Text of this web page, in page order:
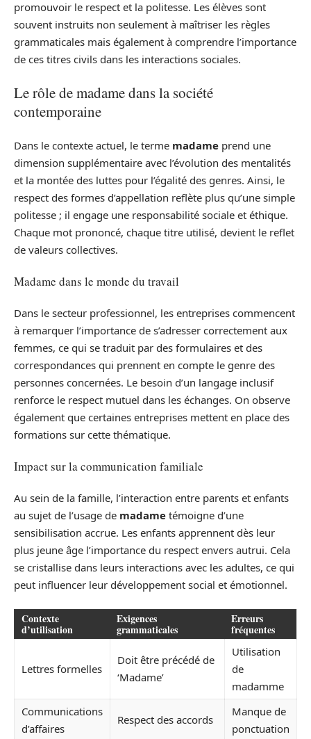
promouvoir le respect et la politesse. Les élèves sont
souvent instruits non seulement à maîtriser les règles
grammaticales mais également à comprendre l’importance
de ces titres civils dans les interactions sociales.
Le rôle de madame dans la société
contemporaine
Dans le contexte actuel, le terme madame prend une
dimension supplémentaire avec l’évolution des mentalités
et la montée des luttes pour l’égalité des genres. Ainsi, le
respect des formes d’appellation reflète plus qu’une simple
politesse ; il engage une responsabilité sociale et éthique.
Chaque mot prononcé, chaque titre utilisé, devient le reflet
de valeurs collectives.
Madame dans le monde du travail
Dans le secteur professionnel, les entreprises commencent
à remarquer l’importance de s’adresser correctement aux
femmes, ce qui se traduit par des formulaires et des
correspondances qui prennent en compte le genre des
personnes concernées. Le besoin d’un langage inclusif
renforce le respect mutuel dans les échanges. On observe
également que certaines entreprises mettent en place des
formations sur cette thématique.
Impact sur la communication familiale
Au sein de la famille, l’interaction entre parents et enfants
au sujet de l’usage de madame témoigne d’une
sensibilisation accrue. Les enfants apprennent dès leur
plus jeune âge l’importance du respect envers autrui. Cela
se cristallise dans leurs interactions avec les adultes, ce qui
peut influencer leur développement social et émotionnel.
Contexte
d’utilisation
Exigences
grammaticales
Erreurs
fréquentes
Lettres formelles
Doit être précédé de
‘Madame’
Utilisation
de
madamme
Communications
d’affaires
Respect des accords
Manque de
ponctuation